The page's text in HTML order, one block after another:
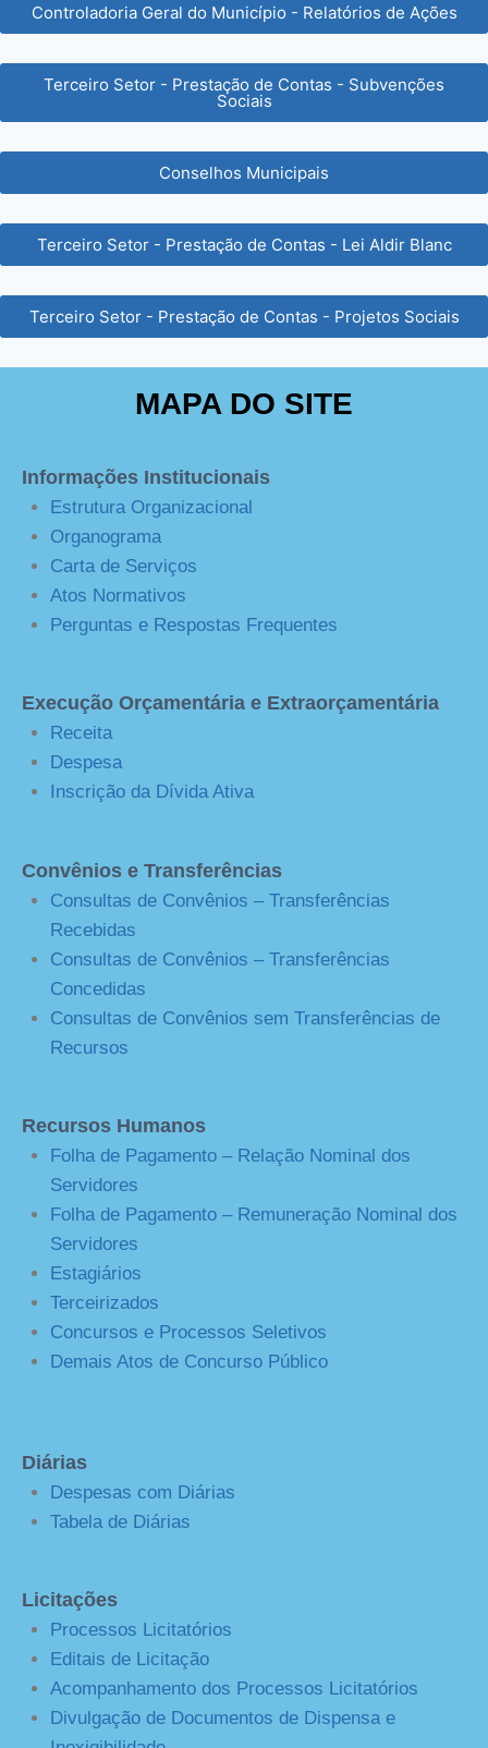
Controladoria Geral do Município - Relatórios de Ações
Terceiro Setor - Prestação de Contas - Subvenções
Sociais
Conselhos Municipais
Terceiro Setor - Prestação de Contas - Lei Aldir Blanc
Terceiro Setor - Prestação de Contas - Projetos Sociais
MAPA DO SITE
Informações Institucionais
Estrutura Organizacional
Organograma
Carta de Serviços
Atos Normativos
Perguntas e Respostas Frequentes
Execução Orçamentária e Extraorçamentária
Receita
Despesa
Inscrição da Dívida Ativa
Convênios e Transferências
Consultas de Convênios – Transferências
Recebidas
Consultas de Convênios – Transferências
Concedidas
Consultas de Convênios sem Transferências de
Recursos
Recursos Humanos
Folha de Pagamento – Relação Nominal dos
Servidores
Folha de Pagamento – Remuneração Nominal dos
Servidores
Estagiários
Terceirizados
Concursos e Processos Seletivos
Demais Atos de Concurso Público
Diárias
Despesas com Diárias
Tabela de Diárias
Licitações
Processos Licitatórios
Editais de Licitação
Acompanhamento dos Processos Licitatórios
Divulgação de Documentos de Dispensa e